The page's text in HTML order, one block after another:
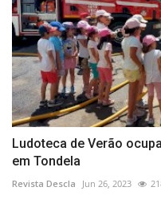
Ludoteca de Verão
em Tondela
Revista Descla Jun 26, 2023